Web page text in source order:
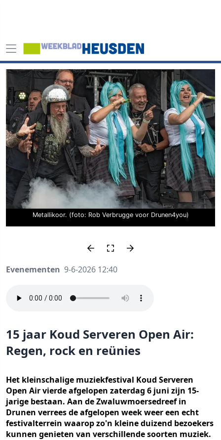
Metallikoor. (foto: Rob Verbrugge voor Drunen4you)
Evenementen 9-6-2026 12:40
15 jaar Koud Serveren Open Air:
Regen, rock en reünies
Het kleinschalige muziekfestival Koud Serveren
Open Air vierde afgelopen zaterdag 6 juni zijn 15-
jarige bestaan. Aan de Zwaluwmoersedreef in
Drunen verrees de afgelopen week weer een echt
festivalterrein waarop zo'n kleine duizend bezoekers
kunnen genieten van verschillende soorten muziek.